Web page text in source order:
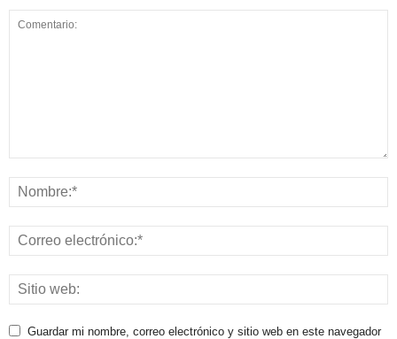
Guardar mi nombre, correo electrónico y sitio web en este navegador